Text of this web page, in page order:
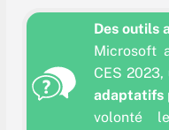
Des outils
Microsoft
CES 2023,
adaptatifs
volonté